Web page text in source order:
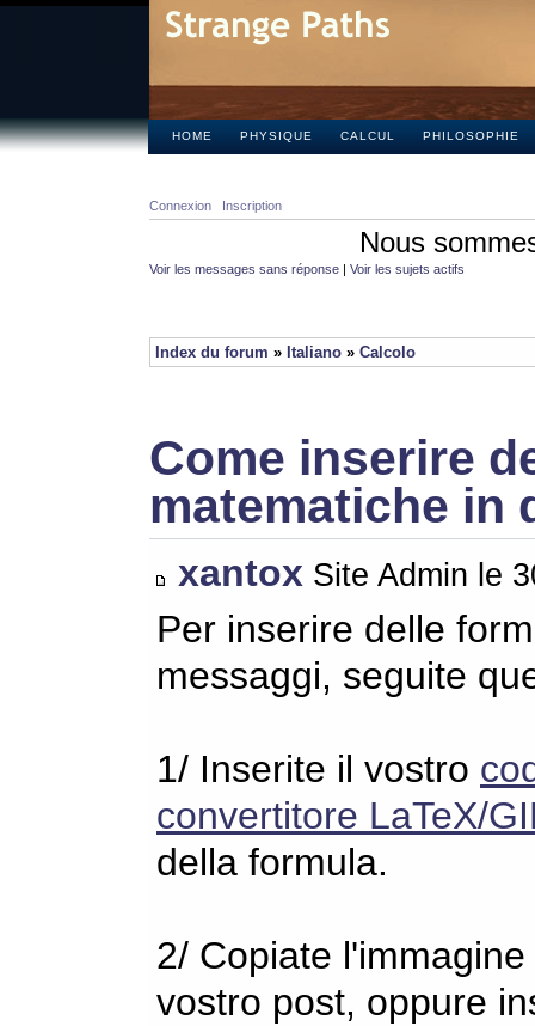
HOME PHYSIQUE CALCUL PHILOSOPHIE
Connexion Inscription
Nous
Voir les messages sans réponse | Voir les sujets actifs
Index du forum » Italiano » Calcolo
Come inserire
matematiche in
xantox Site Admin le
Per inserire delle
messaggi, seguite
1/ Inserite il vostro
convertitore LaTeX/
della formula.
2/ Copiate
vostro post, oppure